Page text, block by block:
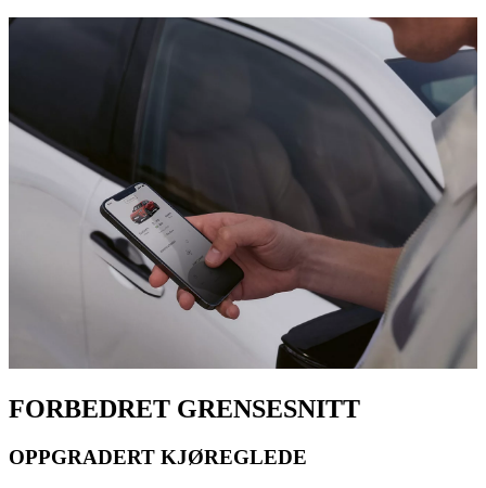
FORBEDRET GRENSESNITT
OPPGRADERT KJØREGLEDE